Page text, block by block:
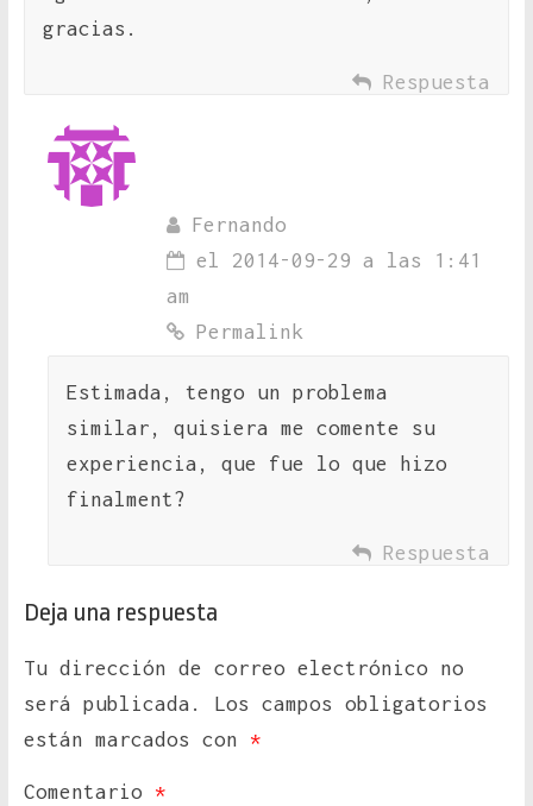
gracias.
Respuesta
Fernando
el 2014-09-29 a las 1:41
am
Permalink
Estimada, tengo un problema
similar, quisiera me comente su
experiencia, que fue lo que hizo
finalment?
Respuesta
Deja una respuesta
Tu dirección de correo electrónico no
será publicada.
Los campos obligatorios
están marcados con *
Comentario *